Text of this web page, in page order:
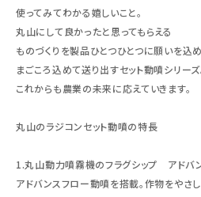
使ってみてわかる嬉しいこと。
丸山にして良かったと思ってもらえる
ものづくりを製品ひとつひとつに願いを込
まごころ込めて送り出すセット動噴シリーズ
これからも農業の未来に応えていきます。
丸山のラジコンセット動噴の特長
1.丸山動力噴霧機のフラグシップ アドバ
アドバンスフロー動噴を搭載。作物をやさ